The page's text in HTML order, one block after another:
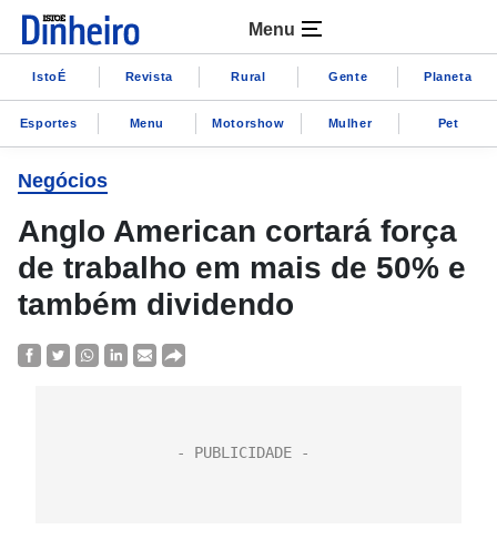
Menu
IstoÉ Revista Rural Gente Planeta
Esportes Menu Motorshow Mulher Pet
Negócios
Anglo American cortará força
de trabalho em mais de 50% e
também dividendo